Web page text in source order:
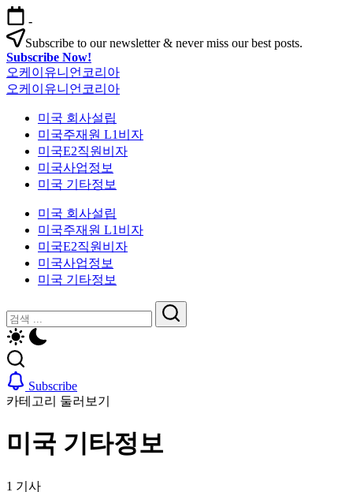
본
문
으
로
건
너
-
Subscribe to our newsletter & never miss our best posts.
Subscribe Now!
오케이유니언코리아
오케이유니언코리아
미국 회사설립
미국주재원 L1비자
미국E2직원비자
미국사업정보
미국 기타정보
미국 회사설립
미국주재원 L1비자
미국E2직원비자
미국사업정보
미국 기타정보
닫
기
검
색
검
Subscribe
카테고리 둘러보기
미국 기타정보
1 기사